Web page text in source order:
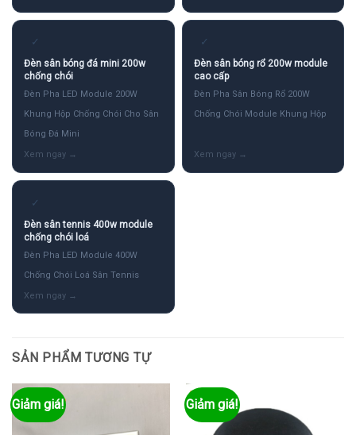
✓
Đèn sân bóng đá mini 200w
chống chói
Đèn Pha LED Module 200W
Khung Hộp Chống Chói Cho Sân
Bóng Đá Mini
✓
Đèn sân bóng rổ 200w module
cao cấp
Đèn Pha Sân Bóng Rổ 200W
Chống Chói Module Khung Hộp
✓
Đèn sân tennis 400w module
chống chói loá
Đèn Pha LED Module 400W
Chống Chói Loá Sân Tennis
SẢN PHẨM TƯƠNG TỰ
Giảm giá! Giảm giá!